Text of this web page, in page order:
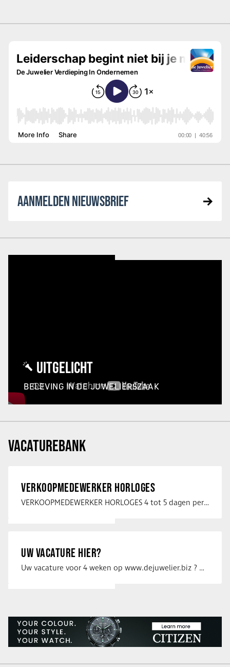
AANMELDEN NIEUWSBRIEF
UITGELICHT
BELEVING IN DE JUWELIERSZAAK
VACATUREBANK
VERKOOPMEDEWERKER HORLOGES
VERKOOPMEDEWERKER HORLOGES 4 tot 5 dagen per week Heb jij een passie voor …
UW VACATURE HIER?
Uw vacature voor 4 weken op www.dejuwelier.biz ? Neem dan contact op met …